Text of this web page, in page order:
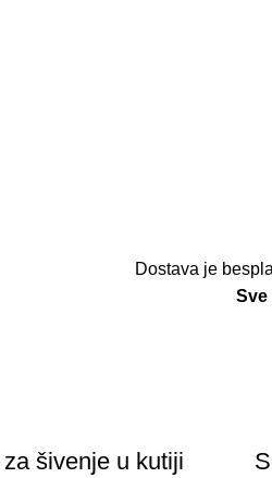
Dostava je
Sve
šivenje u kutiji